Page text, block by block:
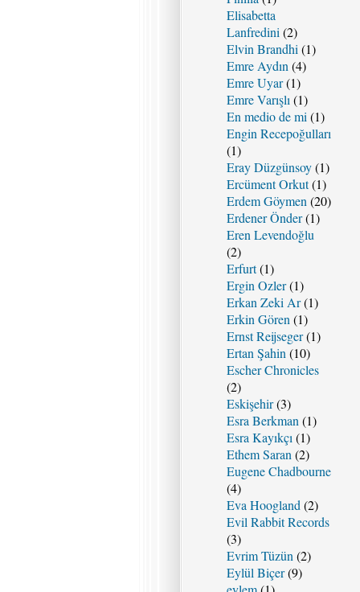
Elisabetta
Lanfredini (2)
Elvin Brandhi (1)
Emre Aydın (4)
Emre Uyar(1)
Emre Varışlı (1)
En medio de mi (1)
Engin Recepoğulları
(1)
Eray Düzgünsoy(1)
Ercüment Orkut(1)
Erdem Göymen (20)
Erdener Önder(1)
Eren Levendoğlu
(2)
Erfurt(1)
Ergin Ozler(1)
Erkan Zeki Ar(1)
Erkin Gören (1)
Ernst Reijseger(1)
Ertan Şahin (10)
Escher Chronicles
(2)
Eskişehir(3)
Esra Berkman (1)
Esra Kayıkçı (1)
Ethem Saran (2)
Eugene Chadbourne
(4)
Eva Hoogland (2)
Evil Rabbit Records
(3)
Evrim Tüzün (2)
Eylül Biçer(9)